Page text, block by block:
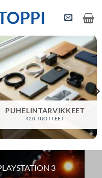
PUHELINTARVIKKEET
420 TUOTTEET
3